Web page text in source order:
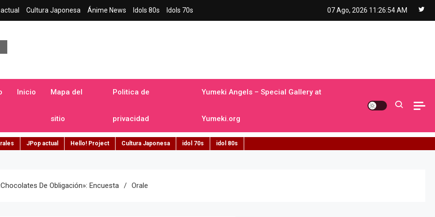
Cultura Japonesa Ánime News Idols 80s Idols 70s 07 Ago, 2026 11:26:55 AM
Inicio Mapa del
sitio
Politica de
privacidad
Yumeki Angels – Special Gallery at
Yumeki.org
JPop actual Hello! Project Cultura Japonesa idol 70s idol 80s
De Obligación»: Encuesta Orale